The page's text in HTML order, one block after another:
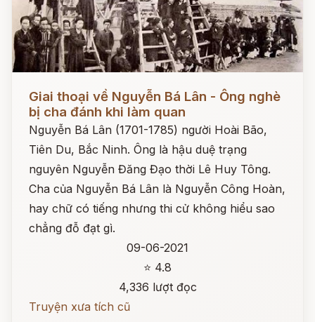
Giai thoại về Nguyễn Bá Lân - Ông nghè
bị cha đánh khi làm quan
Nguyễn Bá Lân (1701-1785) người Hoài Bão,
Tiên Du, Bắc Ninh. Ông là hậu duệ trạng
nguyên Nguyễn Đăng Đạo thời Lê Huy Tông.
Cha của Nguyễn Bá Lân là Nguyễn Công Hoàn,
hay chữ có tiếng nhưng thi cử không hiểu sao
chẳng đỗ đạt gì.
09-06-2021
⭐ 4.8
4,336 lượt đọc
Truyện xưa tích cũ